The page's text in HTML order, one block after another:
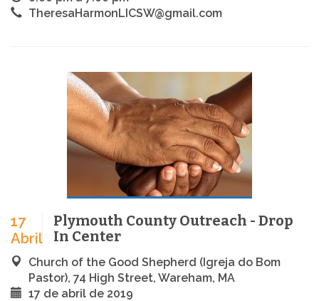
TheresaHarmonLICSW@gmail.com
17
Abril
Plymouth County Outreach - Drop
In Center
Church of the Good Shepherd (Igreja do Bom
Pastor), 74 High Street, Wareham, MA
17 de abril de 2019